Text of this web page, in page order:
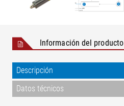
Información del producto
Descripción
Datos técnicos